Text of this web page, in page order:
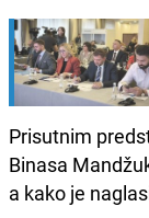
Prisutnim
Binasa
a kako je